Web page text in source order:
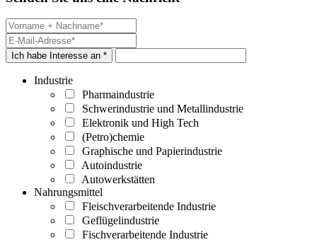
Ich habe Interesse an *
Industrie
Pharmaindustrie
Schwerindustrie und Metallindustrie
Elektronik und High Tech
(Petro)chemie
Graphische und Papierindustrie
Autoindustrie
Autowerkstätten
Nahrungsmittel
Fleischverarbeitende Industrie
Geflügelindustrie
Fischverarbeitende Industrie